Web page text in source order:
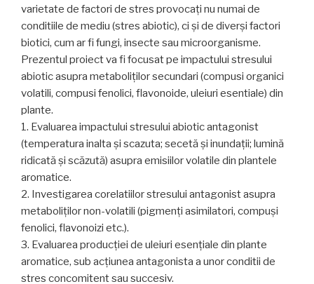
varietate de factori de stres provocați nu numai de
conditiile de mediu (stres abiotic), ci și de diverși factori
biotici, cum ar fi fungi, insecte sau microorganisme.
Prezentul proiect va fi focusat pe impactului stresului
abiotic asupra metaboliților secundari (compusi organici
volatili, compusi fenolici, flavonoide, uleiuri esentiale) din
plante.
1. Evaluarea impactului stresului abiotic antagonist
(temperatura inalta și scazuta; secetă și inundații; lumină
ridicată și scăzută) asupra emisiilor volatile din plantele
aromatice.
2. Investigarea corelatiilor stresului antagonist asupra
metaboliților non-volatili (pigmenți asimilatori, compuși
fenolici, flavonoizi etc.).
3. Evaluarea producției de uleiuri esențiale din plante
aromatice, sub acțiunea antagonista a unor conditii de
stres concomitent sau succesiv.